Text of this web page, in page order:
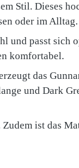
Stil. Dieses
oder im Alltag.
und passt sich
komfortabel.
das
und Dark
Zudem ist das